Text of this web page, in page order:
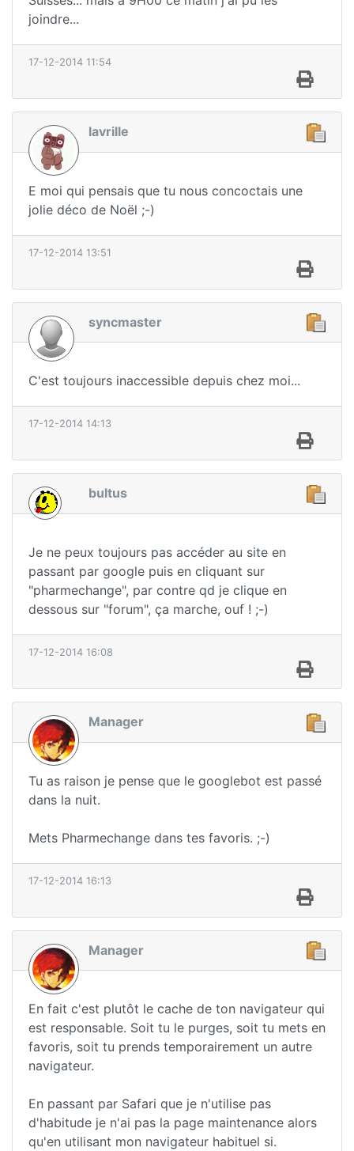
joindre...
17-12-2014 11:54
lavrille
E moi qui pensais que tu nous concoctais une
jolie déco de Noël ;-)
17-12-2014 13:51
syncmaster
C'est toujours inaccessible depuis chez moi...
17-12-2014 14:13
bultus
Je ne peux toujours pas accéder au site en
passant par google puis en cliquant sur
"pharmechange", par contre qd je clique en
dessous sur "forum", ça marche, ouf ! ;-)
17-12-2014 16:08
Manager
Tu as raison je pense que le googlebot est passé
dans la nuit.
Mets Pharmechange dans tes favoris. ;-)
17-12-2014 16:13
Manager
En fait c'est plutôt le cache de ton navigateur qui
est responsable. Soit tu le purges, soit tu mets en
favoris, soit tu prends temporairement un autre
navigateur.
En passant par Safari que je n'utilise pas
d'habitude je n'ai pas la page maintenance alors
qu'en utilisant mon navigateur habituel si.